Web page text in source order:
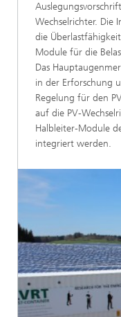
Wechselrichter. Die
die
Module für die
Das
in der Erforschung
Regelung für den
auf die PV-
Halbleiter-Module
integriert werden.